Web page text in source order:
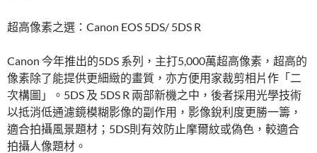
超高像素之選：Canon EOS 5DS/ 5DS R
Canon 今年推出的5DS 系列，主打5,000萬超高像素，超高的
像素除了能提供更細緻的畫質，亦方便用家裁剪相片作「二
次構圖」。5DS 及 5DS R 兩部新機之中，後者採用光學技術
以抵消低通濾鏡模糊影像的副作用，影像銳利度更勝一籌，
適合拍攝風景題材；5DS則有效防止摩爾紋或偽色，較適合
拍攝人像題材。